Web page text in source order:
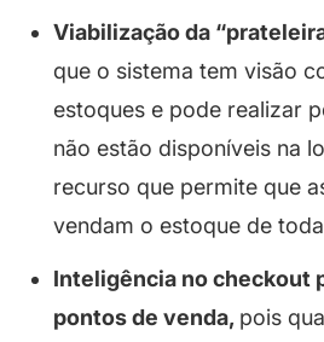
Viabilização da
que o sistema tem visão
estoques e pode realizar
não estão disponíveis na
recurso que permite que
vendam o estoque de
Inteligência no checkout
pontos de venda, pois